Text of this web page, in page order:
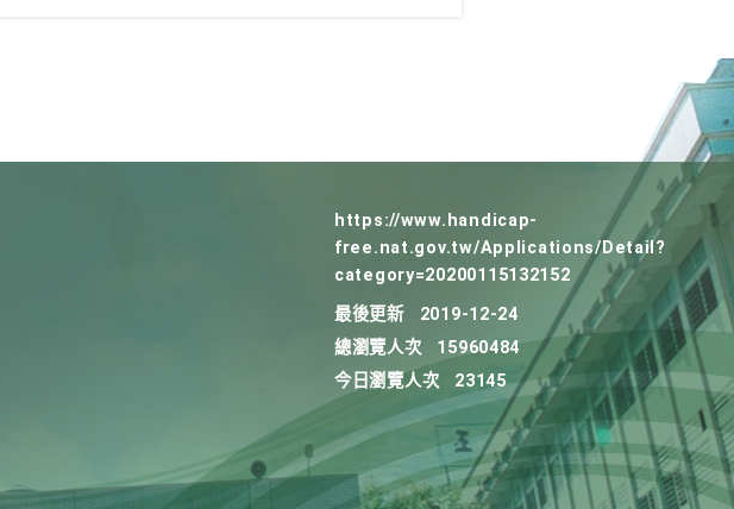
https://www.handicap-
free.nat.gov.tw/Applications/Detail?
category=20200115132152
最後更新
2019-12-24
總瀏覽人次
15960484
今日瀏覽人次
23145